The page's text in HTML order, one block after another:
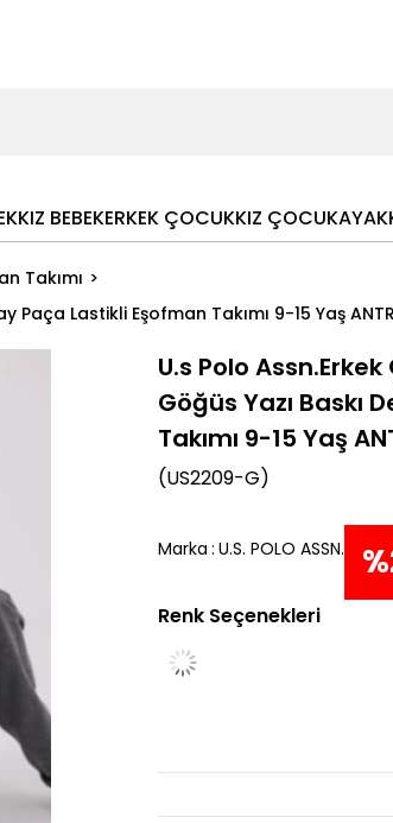
KIZ BEBEKERKEK ÇOCUKKIZ ÇOCUK
Takımı
Lastikli Eşofman Takımı 9-15 Yaş
U.s Polo
Göğüs Yazı Baskı
Takımı 9-15 Yaş
(US2209-G)
Marka : U.S. POLO ASSN. %
Renk Seçenekleri